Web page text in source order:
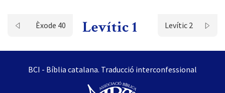
Èxode 40 Levític 1 Levític 2
BCI - Bíblia catalana. Traducció interconfessional